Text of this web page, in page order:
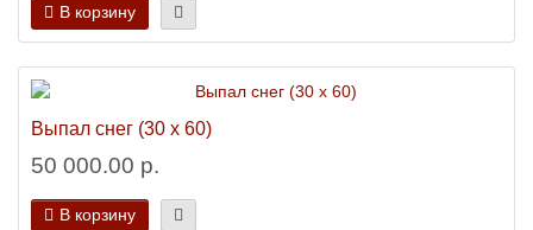
В корзину
Выпал снег (30 х 60)
50 000.00 р.
В корзину